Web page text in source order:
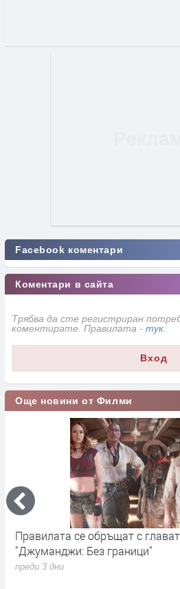
Facebook коментари
Коментари в сайта
Трябва да сте регистриран
коментирате. Правилата - тук
Вход
Още новини от Филми
Правилата се обръщат с
"Джуманджи: Без граници"
преди 3 дни